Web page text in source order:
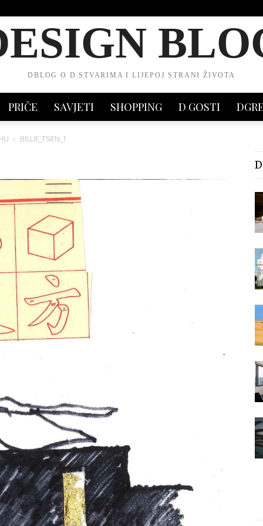
DBLOG O D STVARIMA I LIJEPOJ STRANI ŽIVOTA
PRIČE SAVJETI SHOPPING D GOSTI
BILLIE_TSIEN_1